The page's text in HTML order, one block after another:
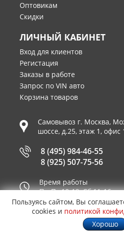
Оптовикам
Скидки
ЛИЧНЫЙ КАБИНЕТ
Вход для клиентов
Регистация
Заказы в работе
Запрос по VIN авто
Корзина товаров
Самовывоз г. Москва,
шоссе, д.25, этаж 1, офис
8 (495) 984-46-55
8 (925) 507-75-56
Время работы
Пн-Пт 10-19, Сб 11-16
Принимаем к оплате
Пользуясь сайтом, Вы
cookies и политикой
Хорошо